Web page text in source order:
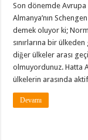
Son dönemde Avrupa
Almanya’nın
demek oluyor ki;
sınırlarına bir
diğer ülkeler arası
olmuyordunuz. Hatta
ülkelerin arasında
Devamı